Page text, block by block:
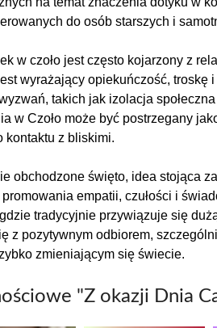
do osób starszych i
w czoło jest często kojarzony z
wyrażający opiekuńczość, troskę
takich jak izolacja
w Czoło może być postrzegany
kontaktu z bliskimi.
obchodzone święto, idea stojąca
empatii, czułości i
tradycyjnie przywiązuje się
z pozytywnym odbiorem,
zmieniającym się świecie.
"Z okazji Dnia